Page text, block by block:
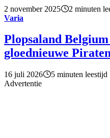
2 november 2025
2 minuten
Varia
Plopsaland
gloednieuwe
16 juli 2026
5 minuten leestijd
Advertentie